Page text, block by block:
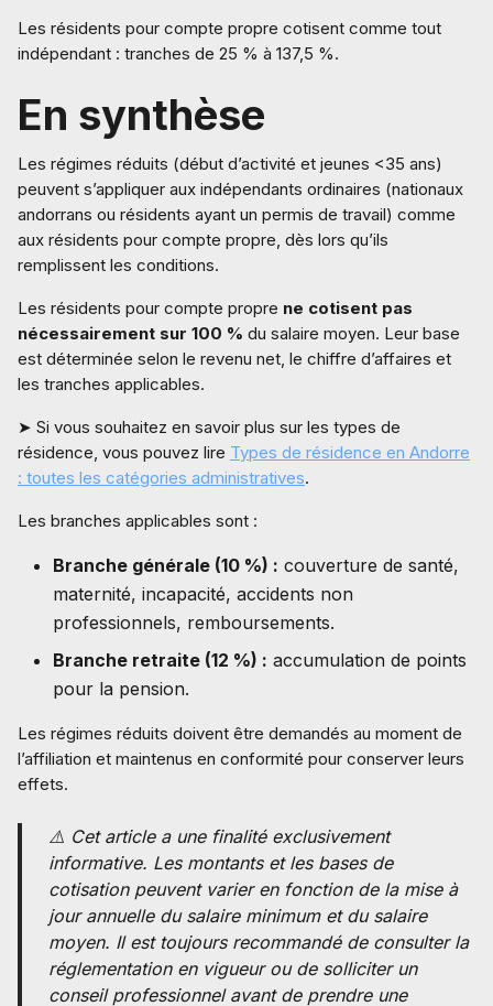
Les résidents pour compte propre cotisent comme tout
indépendant : tranches de 25 % à 137,5 %.
En synthèse
Les régimes réduits (début d’activité et jeunes <35 ans)
peuvent s’appliquer aux indépendants ordinaires (nationaux
andorrans ou résidents ayant un permis de travail) comme
aux résidents pour compte propre, dès lors qu’ils
remplissent les conditions.
Les résidents pour compte propre ne cotisent pas
nécessairement sur 100 % du salaire moyen. Leur base
est déterminée selon le revenu net, le chiffre d’affaires et
les tranches applicables.
➤ Si vous souhaitez en savoir plus sur les types de
résidence, vous pouvez lire Types de résidence en Andorre
: toutes les catégories administratives.
Les branches applicables sont :
Branche générale (10 %) : couverture de santé,
maternité, incapacité, accidents non
professionnels, remboursements.
Branche retraite (12 %) : accumulation de points
pour la pension.
Les régimes réduits doivent être demandés au moment de
l’affiliation et maintenus en conformité pour conserver leurs
effets.
⚠️ Cet article a une finalité exclusivement
informative. Les montants et les bases de
cotisation peuvent varier en fonction de la mise à
jour annuelle du salaire minimum et du salaire
moyen. Il est toujours recommandé de consulter la
réglementation en vigueur ou de solliciter un
conseil professionnel avant de prendre une